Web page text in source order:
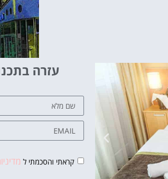
עזרה
קראתי והסכמתי ל